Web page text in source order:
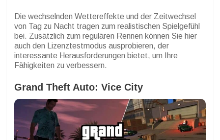
Die wechselnden Wettereffekte und der Zeitwechsel
von Tag zu Nacht tragen zum realistischen Spielgefühl
bei. Zusätzlich zum regulären Rennen können Sie hier
auch den Lizenztestmodus ausprobieren, der
interessante Herausforderungen bietet, um Ihre
Fähigkeiten zu verbessern.
Grand Theft Auto: Vice City